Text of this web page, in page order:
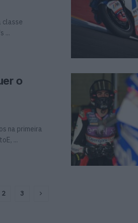
classe
...
o
na primeira
...
2 3